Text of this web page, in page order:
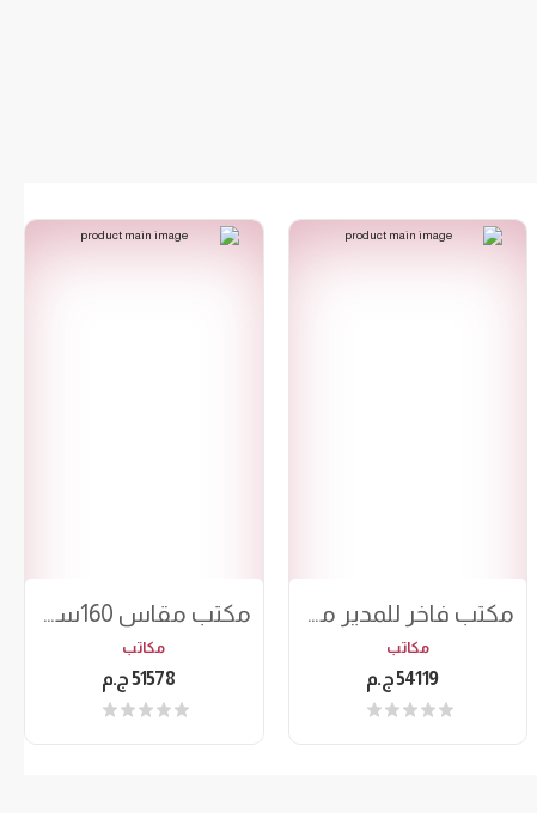
مكتب فاخر للمدير مقاس 180سم
مكاتب
54119 ج.م
مكتب مقاس 160سم w3
مكاتب
51578 ج.م